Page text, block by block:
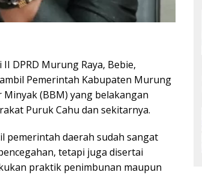
II DPRD Murung Raya, Bebie,
Pemerintah Kabupaten Murung
(BBM) yang belakangan
Puruk Cahu dan sekitarnya.
pemerintah daerah sudah sangat
tetapi juga disertai
praktik penimbunan maupun